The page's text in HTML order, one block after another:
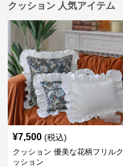
クッション 人気アイテム
¥7,500 (税込)
クッション 優美な花柄フリルク
ッション